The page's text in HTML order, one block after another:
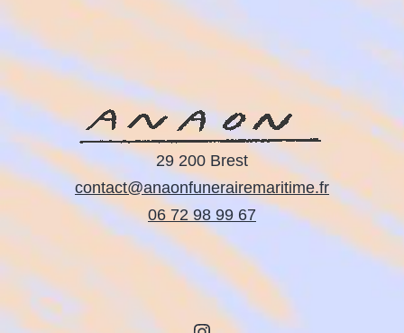
29 200 Brest
contact@anaonfunerairemaritime.fr
06 72 98 99 67